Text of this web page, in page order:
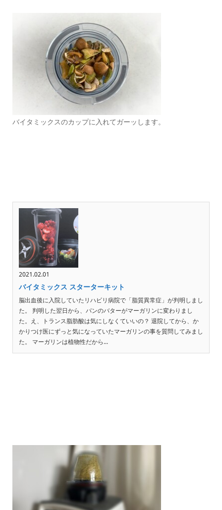
バイタミックスのカップに入れてガーッします。
2021.02.01
バイタミックス スターターキット
脳出血後に入院していたリハビリ病院で「脂質異常症」が判明しまし
た。 判明した翌日から、パンのバターがマーガリンに変わりまし
た。え、トランス脂肪酸は気にしなくていいの？ 退院してから、か
かりつけ医にずっと気になっていたマーガリンの事を質問してみまし
た。 マーガリンは植物性だから...